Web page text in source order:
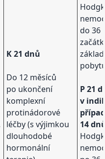
K 21 dnů
Do 12 měsíců
po ukončení
komplexní
protinádorové
léčby (s výjimkou
dlouhodobé
hormonální
do 36
P 21
v
14